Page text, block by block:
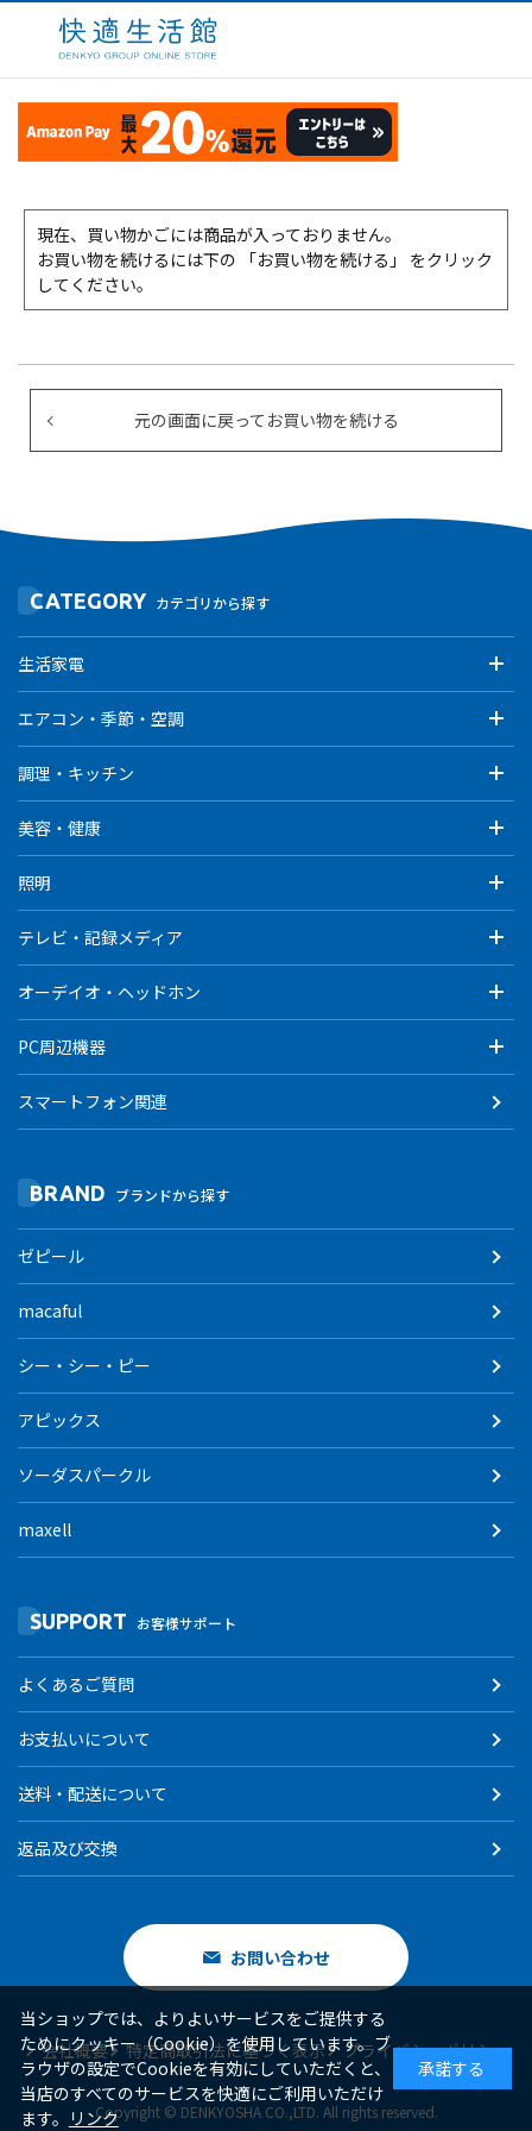
現在、買い物かごには商品が入っておりません。
お買い物を続けるには下の 「お買い物を続ける」 をクリック
してください。
元の画面に戻ってお買い物を続ける
CATEGORY カテゴリから探す
生活家電
エアコン・季節・空調
調理・キッチン
美容・健康
照明
テレビ・記録メディア
オーデイオ・ヘッドホン
PC周辺機器
スマートフォン関連
BRAND ブランドから探す
ゼピール
macaful
シー・シー・ピー
アピックス
ソーダスパークル
maxell
SUPPORT お客様サポート
よくあるご質問
お支払いについて
送料・配送について
返品及び交換
お問い合わせ
会社概要 特定商取引法に基づく表示 プライバシーポリシー
Copyright © DENKYOSHA CO.,LTD. All rights reserved.
当ショップでは、よりよいサービスをご提供する
ためにクッキー（Cookie）を使用しています。ブ
ラウザの設定でCookieを有効にしていただくと、
当店のすべてのサービスを快適にご利用いただけ
ます。 リンク
承諾する